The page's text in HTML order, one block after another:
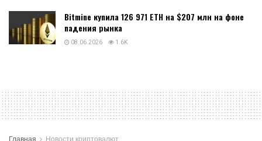
Bitmine купила 126 971 ETH на $207 млн на фоне
падения рынка
08.06.2026 1.6K